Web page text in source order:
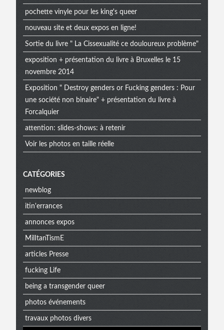
pochette vinyle pour les king's queer
nouveau site et deux expos en ligne!
Sortie du livre " La Cissexualité ce douloureux problème"
exposition + présentation du livre à Bruxelles le 15
novembre 2014
Exposition " Destroy genders or Fucking genders : Pour
une société non binaire" + présentation du livre à
Forcalquier
attention: slides-shows: à retenir
Voir les photos en taille réelle
CATÉGORIES
newblog
itin'errances
annonces expos
MilItanTismE
articles Presse
fucking Life
being a transgender queer
photos événements
travaux photos divers